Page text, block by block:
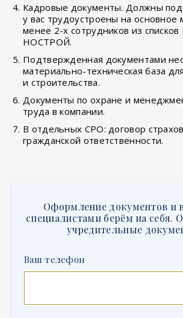
Кадровые документы. Должны
у вас трудоустроены на основное
менее 2-х сотрудников из
НОСТРОЙ.
Подтвержденная документами
материально-техническая база
и строительства.
Документы по охране и
труда в компании.
В отдельных СРО: договор
гражданской ответственности.
Оформление документов и
специалистами берём на себя.
учредительные
Ваш телефон